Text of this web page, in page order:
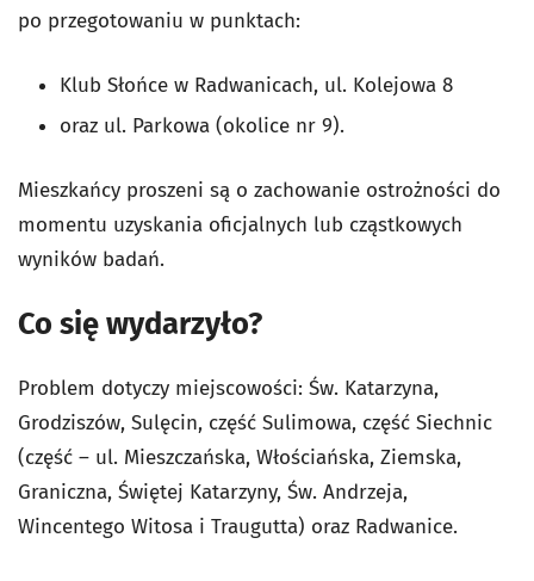
po przegotowaniu w punktach:
Klub Słońce w Radwanicach, ul. Kolejowa 8
oraz ul. Parkowa (okolice nr 9).
Mieszkańcy proszeni są o zachowanie ostrożności do
momentu uzyskania oficjalnych lub cząstkowych
wyników badań.
Co się wydarzyło?
Problem dotyczy miejscowości: Św. Katarzyna,
Grodziszów, Sulęcin, część Sulimowa, część Siechnic
(część – ul. Mieszczańska, Włościańska, Ziemska,
Graniczna, Świętej Katarzyny, Św. Andrzeja,
Wincentego Witosa i Traugutta) oraz Radwanice.